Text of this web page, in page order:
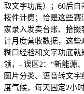
取文字功底）；60后自
按件计费；恰是这些赛
家录入发卖台账、拾
计月度营收数据，这些
糊口经验和文字功底就
领，- 误区2：“新能源
图片分类、语音转文
度气候，每天固定2小